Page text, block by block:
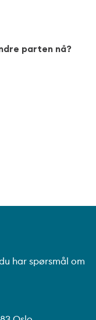
parten nå?
har spørsmål om